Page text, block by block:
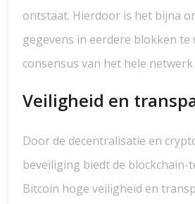
ontstaat. Hierdoor is het bijna
gegevens in eerdere blokken te
consensus van het hele
Veiligheid en
Door de decentralisatie en
beveiliging biedt de
Bitcoin hoge veiligheid en